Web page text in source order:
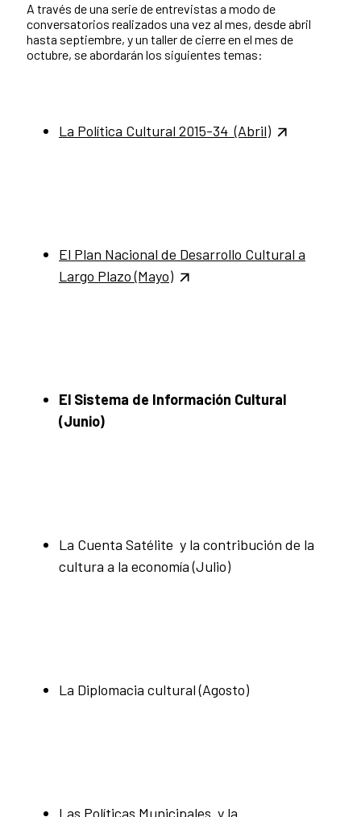
A través de una serie de entrevistas a modo de
conversatorios realizados una vez al mes, desde abril
hasta septiembre, y un taller de cierre en el mes de
octubre, se abordarán los siguientes temas:
La Política Cultural 2015-34 (Abril)
El Plan Nacional de Desarrollo Cultural a
Largo Plazo (Mayo)
El Sistema de Información Cultural
(Junio)
La Cuenta Satélite y la contribución de la
cultura a la economía (Julio)
La Diplomacia cultural (Agosto)
Las Políticas Municipales y la